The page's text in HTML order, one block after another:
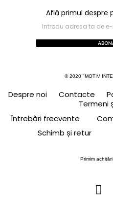
Află primul despre
© 2020 "MOTIV
Despre noi Contacte
Termeni
Întrebări frecvente
Schimb și retur
Primim